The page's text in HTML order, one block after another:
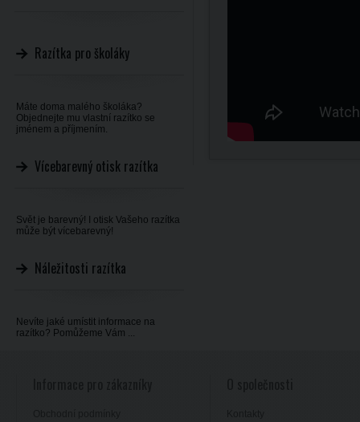
Razítka pro školáky
Máte doma malého školáka?
Objednejte mu vlastní razítko se
jménem a příjmením.
Vícebarevný otisk razítka
Svět je barevný! I otisk Vašeho razítka
může být vícebarevný!
Náležitosti razítka
Nevíte jaké umístit informace na
razítko? Pomůžeme Vám ...